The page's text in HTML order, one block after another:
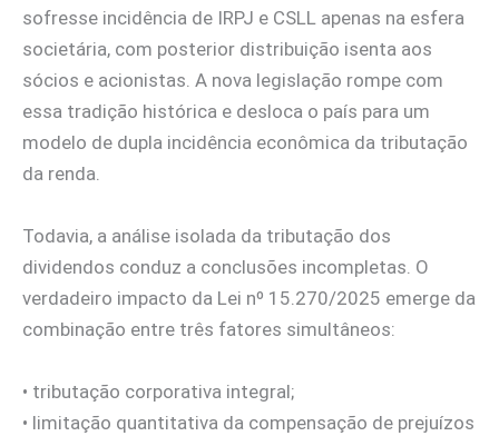
sofresse incidência de IRPJ e CSLL apenas na esfera
societária, com posterior distribuição isenta aos
sócios e acionistas. A nova legislação rompe com
essa tradição histórica e desloca o país para um
modelo de dupla incidência econômica da tributação
da renda.
Todavia, a análise isolada da tributação dos
dividendos conduz a conclusões incompletas. O
verdadeiro impacto da Lei nº 15.270/2025 emerge da
combinação entre três fatores simultâneos:
• tributação corporativa integral;
• limitação quantitativa da compensação de prejuízos